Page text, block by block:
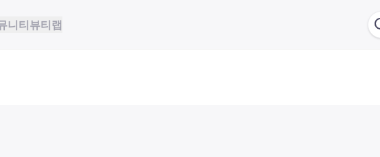
니티뷰티랩